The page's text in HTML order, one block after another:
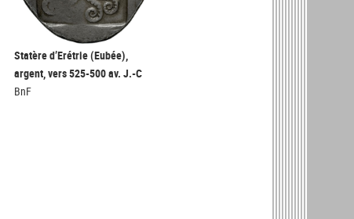
Statère d’Erétrie (Eubée),
argent, vers 525-500 av. J.-C
BnF